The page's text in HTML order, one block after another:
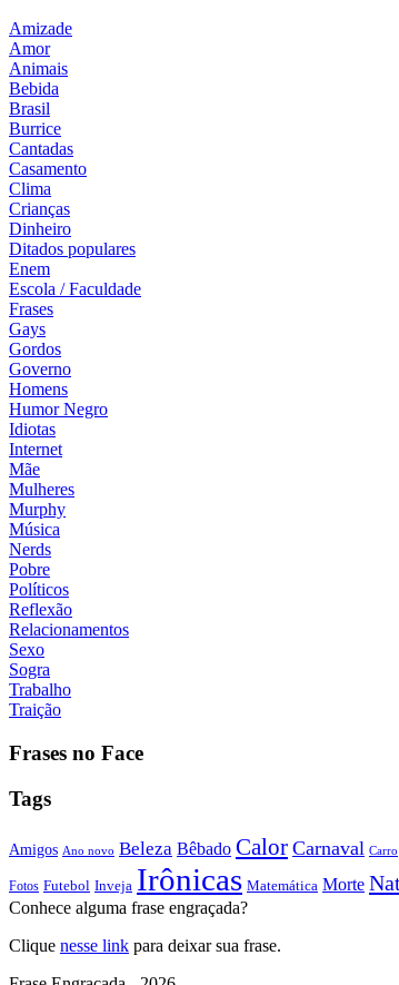
Amizade
Amor
Animais
Bebida
Brasil
Burrice
Cantadas
Casamento
Clima
Crianças
Dinheiro
Ditados populares
Enem
Escola / Faculdade
Frases
Gays
Gordos
Governo
Homens
Humor Negro
Idiotas
Internet
Mãe
Mulheres
Murphy
Música
Nerds
Pobre
Políticos
Reflexão
Relacionamentos
Sexo
Sogra
Trabalho
Traição
Frases no Face
Tags
Amigos Ano novo Beleza Bêbado Calor Carnaval Carro
Fotos Futebol Inveja Irônicas Matemática Morte
Conhece alguma frase engraçada?
Clique nesse link para deixar sua frase.